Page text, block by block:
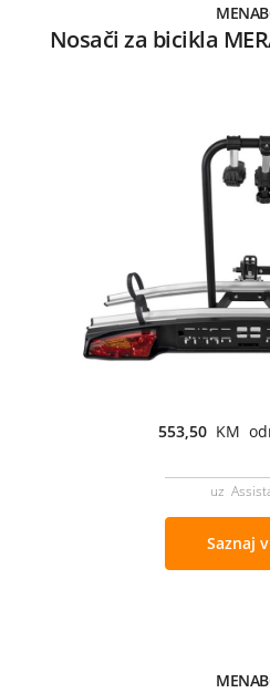
Nosači za bicikla
553,50 KM
uz
Saznaj